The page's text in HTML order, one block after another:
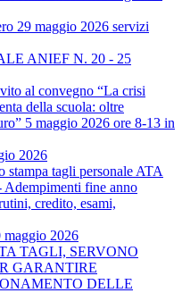
29 maggio 2026 servizi
ANIEF N. 20 - 25
al convegno “La crisi
della scuola: oltre
5 maggio 2026 ore 8-13 in
2026
stampa tagli personale ATA
fine anno
credito, esami,
maggio 2026
TAGLI, SERVONO
GARANTIRE
DELLE